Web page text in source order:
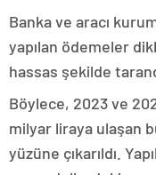
Banka ve aracı
yapılan ödemeler
hassas şekilde
Böylece, 2023 ve
milyar liraya ulaşan
yüzüne çıkarıldı.